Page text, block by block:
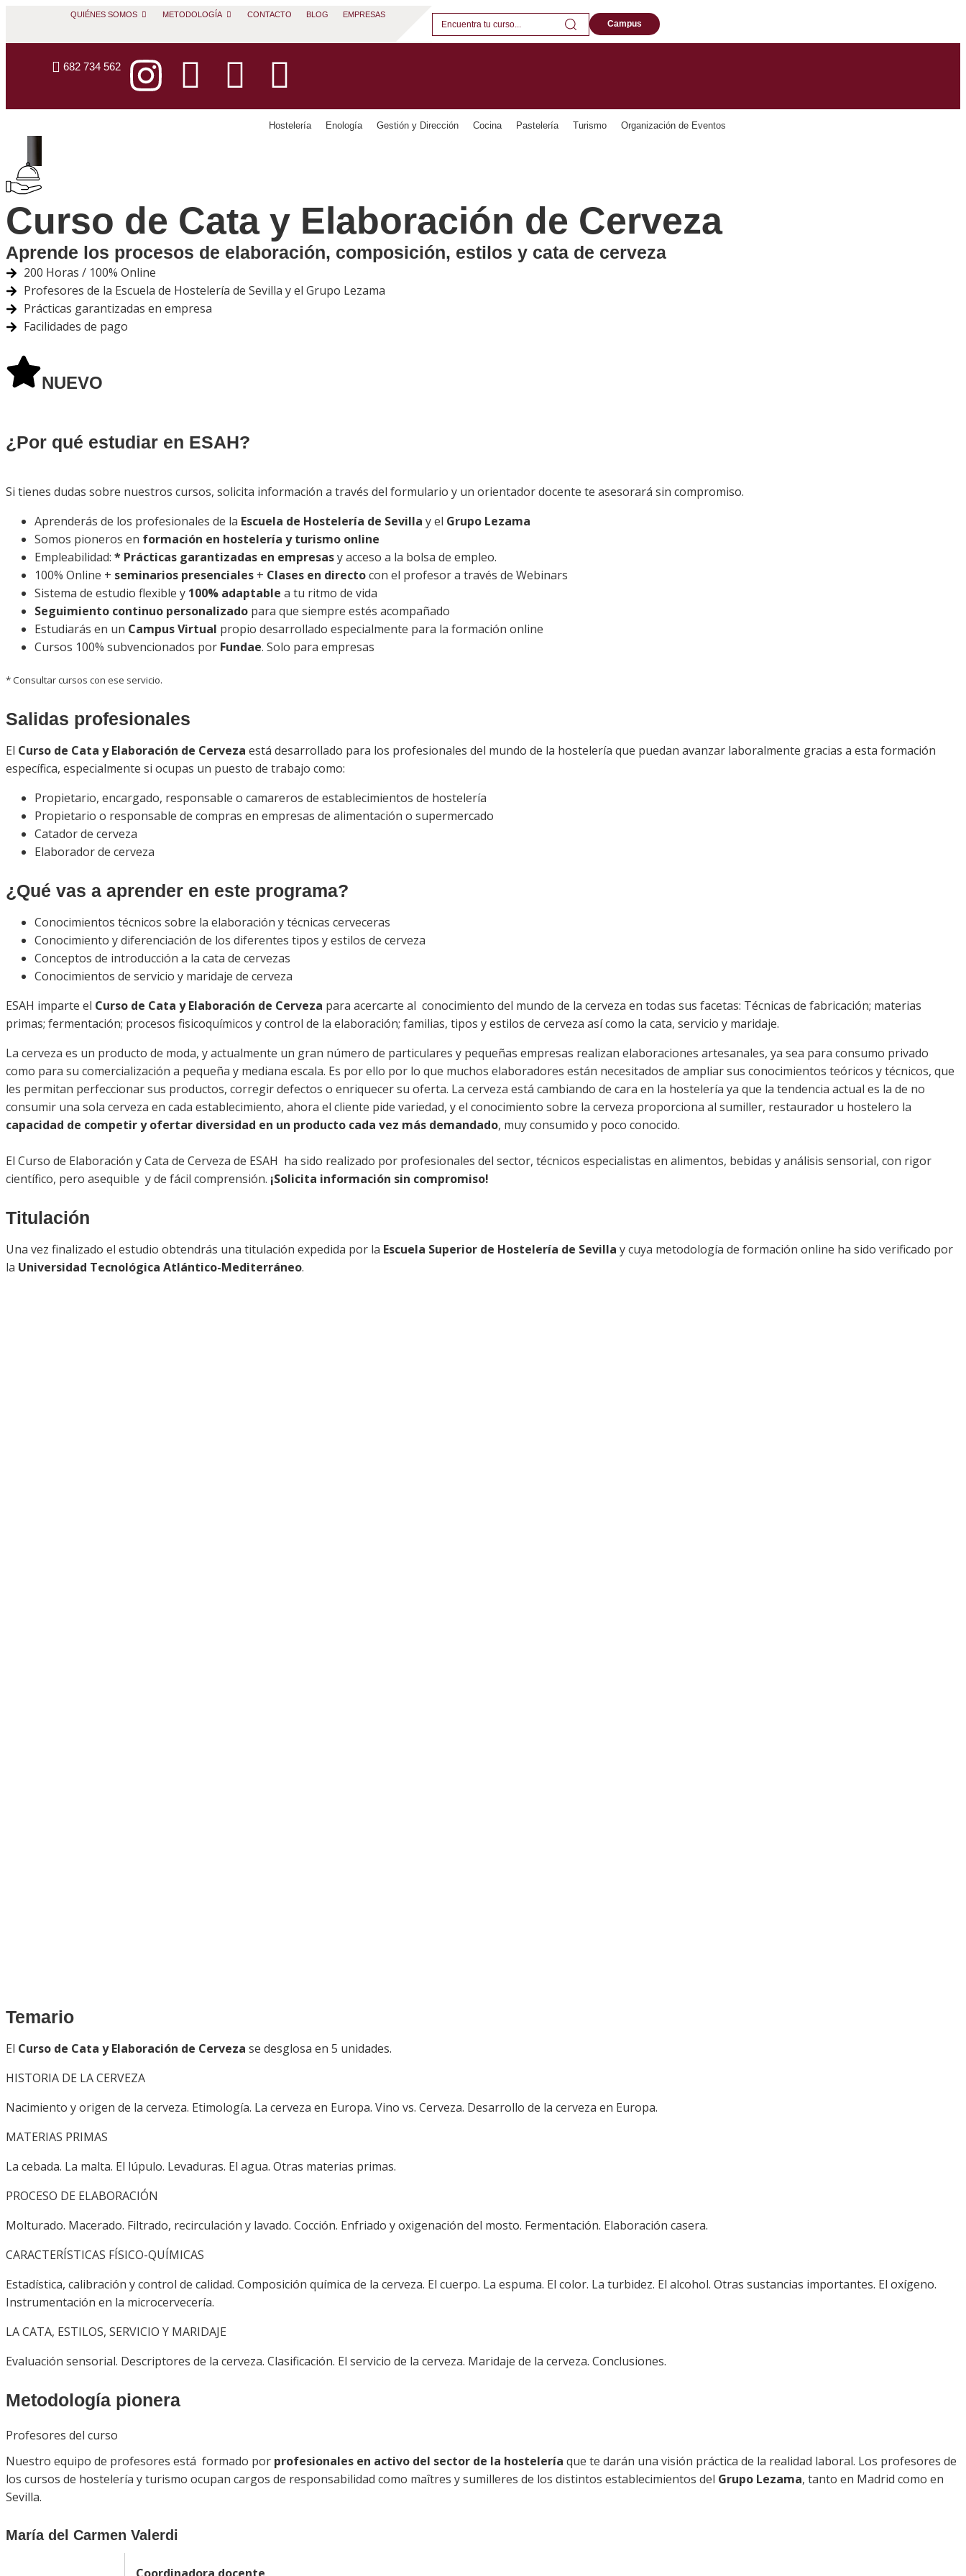
QUIÉNES SOMOS METODOLOGÍA CONTACTO BLOG EMPRESAS
Campus
682 734 562
Hostelería Enología Gestión y Dirección Cocina Pastelería Turismo Organización de Eventos
Curso de Cata y Elaboración de Cerveza
Aprende los procesos de elaboración, composición, estilos y cata de cerveza
200 Horas / 100% Online
Profesores de la Escuela de Hostelería de Sevilla y el Grupo Lezama
Prácticas garantizadas en empresa
Facilidades de pago
NUEVO
¿Por qué estudiar en ESAH?
Si tienes dudas sobre nuestros cursos, solicita información a través del formulario y un orientador docente te asesorará sin compromiso.
Aprenderás de los profesionales de la Escuela de Hostelería de Sevilla y el Grupo Lezama
Somos pioneros en formación en hostelería y turismo online
Empleabilidad: * Prácticas garantizadas en empresasy acceso a la bolsa de empleo.
100% Online + seminarios presenciales + Clases en directocon el profesor a través de Webinars
Sistema de estudio flexible y 100% adaptable a tu ritmo de vida
Seguimiento continuo personalizado para que siempre estés acompañado
Estudiarás en un Campus Virtual propio desarrollado especialmente para la formación online
Cursos 100% subvencionados por Fundae. Solo para empresas
* Consultar cursos con ese servicio.
Salidas profesionales
El Curso de Cata y Elaboración de Cerveza está desarrollado para los profesionales del mundo de la hostelería que puedan avanzar laboralmente gracias a esta formación
específica, especialmente si ocupas un puesto de trabajo como:
Propietario, encargado, responsable o camareros de establecimientos de hostelería
Propietario o responsable de compras en empresas de alimentación o supermercado
Catador de cerveza
Elaborador de cerveza
¿Qué vas a aprender en este programa?
Conocimientos técnicos sobre la elaboración y técnicas cerveceras
Conocimiento y diferenciación de los diferentes tipos y estilos de cerveza
Conceptos de introducción a la cata de cervezas
Conocimientos de servicio y maridaje de cerveza
ESAH imparte el Curso de Cata y Elaboración de Cerveza para acercarte al conocimiento del mundo de la cerveza en todas sus facetas: Técnicas de fabricación; materias
primas; fermentación; procesos fisicoquímicos y control de la elaboración; familias, tipos y estilos de cerveza así como la cata, servicio y maridaje.
La cerveza es un producto de moda, y actualmente un gran número de particulares y pequeñas empresas realizan elaboraciones artesanales, ya sea para consumo privado
como para su comercialización a pequeña y mediana escala. Es por ello por lo que muchos elaboradores están necesitados de ampliar sus conocimientos teóricos y técnicos, que
les permitan perfeccionar sus productos, corregir defectos o enriquecer su oferta. La cerveza está cambiando de cara en la hostelería ya que la tendencia actual es la de no
consumir una sola cerveza en cada establecimiento, ahora el cliente pide variedad, y el conocimiento sobre la cerveza proporciona al sumiller, restaurador u hostelero la
capacidad de competir y ofertar diversidad en un producto cada vez más demandado, muy consumido y poco conocido.
El Curso de Elaboración y Cata de Cerveza de ESAH ha sido realizado por profesionales del sector, técnicos especialistas en alimentos, bebidas y análisis sensorial, con rigor
científico, pero asequible y de fácil comprensión. ¡Solicita información sin compromiso!
Titulación
Una vez finalizado el estudio obtendrás una titulación expedida por la Escuela Superior de Hostelería de Sevilla y cuya metodología de formación online ha sido verificado por
la Universidad Tecnológica Atlántico-Mediterráneo.
Temario
El Curso de Cata y Elaboración de Cerveza se desglosa en 5 unidades.
HISTORIA DE LA CERVEZA
Nacimiento y origen de la cerveza. Etimología. La cerveza en Europa. Vino vs. Cerveza. Desarrollo de la cerveza en Europa.
MATERIAS PRIMAS
La cebada. La malta. El lúpulo. Levaduras. El agua. Otras materias primas.
PROCESO DE ELABORACIÓN
Molturado. Macerado. Filtrado, recirculación y lavado. Cocción. Enfriado y oxigenación del mosto. Fermentación. Elaboración casera.
CARACTERÍSTICAS FÍSICO-QUÍMICAS
Estadística, calibración y control de calidad. Composición química de la cerveza. El cuerpo. La espuma. El color. La turbidez. El alcohol. Otras sustancias importantes. El oxígeno.
Instrumentación en la microcervecería.
LA CATA, ESTILOS, SERVICIO Y MARIDAJE
Evaluación sensorial. Descriptores de la cerveza. Clasificación. El servicio de la cerveza. Maridaje de la cerveza. Conclusiones.
Metodología pionera
Profesores del curso
Nuestro equipo de profesores está formado por profesionales en activo del sector de la hostelería que te darán una visión práctica de la realidad laboral. Los profesores de
los cursos de hostelería y turismo ocupan cargos de responsabilidad como maîtres y sumilleres de los distintos establecimientos del Grupo Lezama, tanto en Madrid como en
Sevilla.
María del Carmen Valerdi